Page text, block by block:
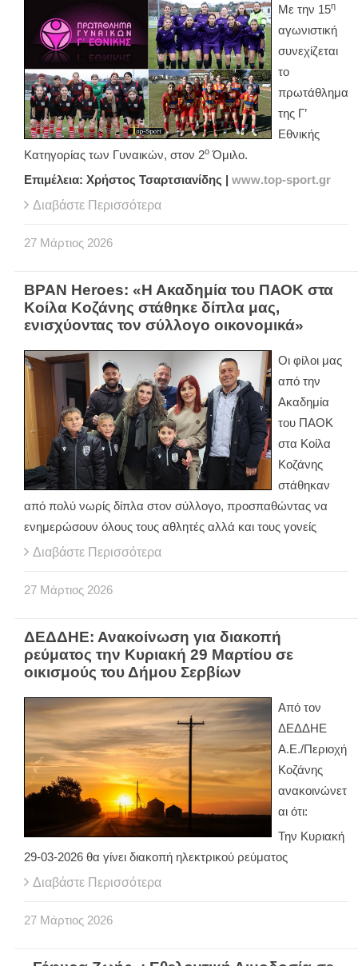
Με την 15η
αγωνιστική
συνεχίζεται
το
πρωτάθλημα
της Γ’
Εθνικής
Κατηγορίας των Γυναικών, στον 2ο Όμιλο.
Επιμέλεια: Χρήστος Τσαρτσιανίδης | www.top-sport.gr
Διαβάστε Περισσότερα
27 Μάρτιος 2026
BPAN Heroes: «Η Ακαδημία του ΠΑΟΚ στα
Κοίλα Κοζάνης στάθηκε δίπλα μας,
ενισχύοντας τον σύλλογο οικονομικά»
Οι φίλοι μας
από την
Ακαδημία
του ΠΑΟΚ
στα Κοίλα
Κοζάνης
στάθηκαν
από πολύ νωρίς δίπλα στον σύλλογο, προσπαθώντας να
ενημερώσουν όλους τους αθλητές αλλά και τους γονείς
Διαβάστε Περισσότερα
27 Μάρτιος 2026
ΔΕΔΔΗΕ: Ανακοίνωση για διακοπή
ρεύματος την Κυριακή 29 Μαρτίου σε
οικισμούς του Δήμου Σερβίων
Από τον
ΔΕΔΔΗΕ
Α.Ε./Περιοχή
Κοζάνης
ανακοινώνετ
αι ότι:
Την Κυριακή
29-03-2026 θα γίνει διακοπή ηλεκτρικού ρεύματος
Διαβάστε Περισσότερα
27 Μάρτιος 2026